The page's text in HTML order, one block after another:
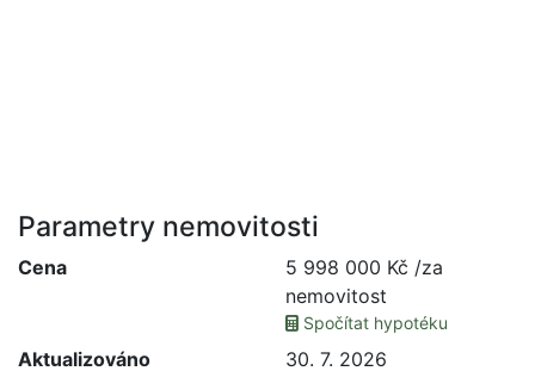
Parametry nemovitosti
Cena
5 998 000 Kč /za
nemovitost
Spočítat hypotéku
Aktualizováno
30. 7. 2026